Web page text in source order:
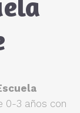
0-3 años con